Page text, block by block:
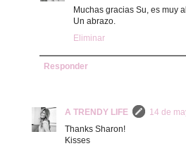
Muchas gracias Su, es muy
Un abrazo.
Eliminar
Responder
A TRENDY LIFE
14 de
Thanks Sharon!
Kisses